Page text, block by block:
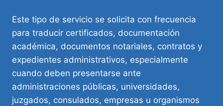
Este tipo de servicio se solicita con frecuencia
para traducir certificados, documentación
académica, documentos notariales, contratos y
expedientes administrativos, especialmente
cuando deben presentarse ante
administraciones públicas, universidades,
juzgados, consulados, empresas u organismos